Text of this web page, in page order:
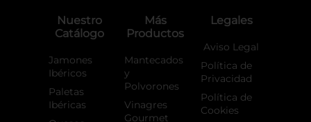
-
a
m
Nuestro
Catálogo
Jamones
Ibéricos
Paletas
Ibéricas
Más
Productos
Mantecados
y
Polvorones
Vinagres
Gourmet
Legales
Aviso Legal
Política de
Privacidad
Política de
Cookies